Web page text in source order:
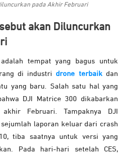
pada Akhir Februari
akan Diluncurkan
tempat yang bagus untuk
di industridrone terbaikdan
yang baru. Salah satu hal yang
DJI Matrice 300 dikabarkan
Februari. Tampaknya DJI
laporan keluar dari crash
tiba saatnya untuk versi yang
Pada hari-hari setelah CES,